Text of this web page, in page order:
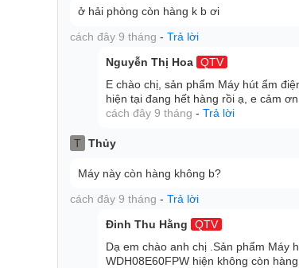
New Widetech 60L mang tới độ ẩm
Máy hút ẩm thông minh Xiaomi New
trong căn phòng.
Máy hút ẩm giúp duy trì mức độ ẩm lý
ở hải phòng còn hàng k b ơi
cách đây 9 tháng - Trả lời
Nguyễn Thị Hoa QTV
E chào chị, sản phẩm Máy hút ẩm
hiện tại đang hết hàng rồi ạ, e cảm
cách đây 9 tháng - Trả lời
T Thủy
Máy này còn hàng không b?
cách đây 9 tháng - Trả lời
Đinh Thu Hằng
QTV
Dạ em chào anh chị .Sản phẩm Máy
WDH08E60FPW hiện không còn